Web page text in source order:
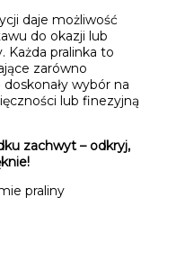
daje możliwość
do okazji lub
Każda pralinka to
zarówno
wybór na
lub finezyjną
zachwyt – odkryj,